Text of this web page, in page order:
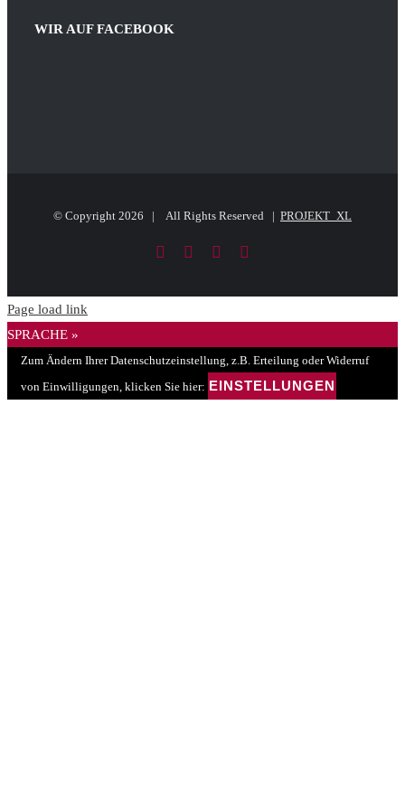
WIR AUF FACEBOOK
© Copyright 2026 | All Rights Reserved | PROJEKT_XL
FacebookLinkedIn
PayPal
Page load link
SPRACHE »
Zum Ändern Ihrer Datenschutzeinstellung, z.B. Erteilung oder Widerruf
von Einwilligungen, klicken Sie hier: EINSTELLUNGEN